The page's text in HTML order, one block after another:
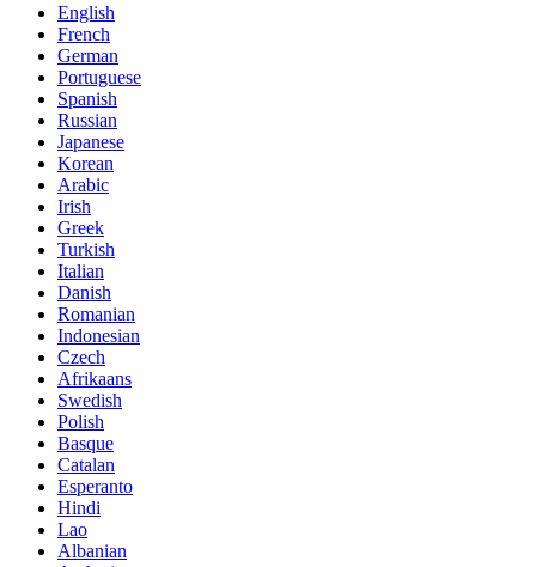
English
French
German
Portuguese
Spanish
Russian
Japanese
Korean
Arabic
Irish
Greek
Turkish
Italian
Danish
Romanian
Indonesian
Czech
Afrikaans
Swedish
Polish
Basque
Catalan
Esperanto
Hindi
Lao
Albanian